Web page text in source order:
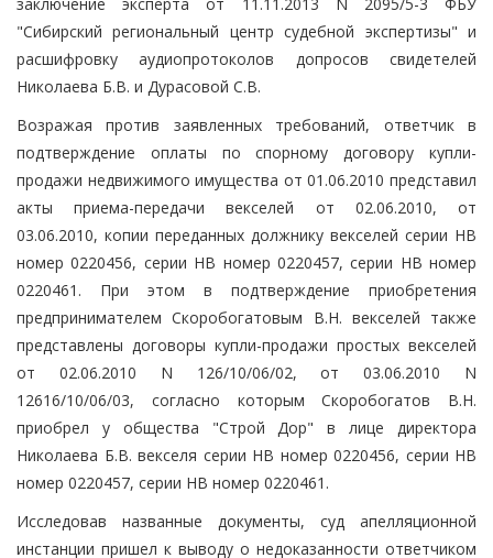
"Сибирский региональный центр судебной экспертизы" и
расшифровку аудиопротоколов допросов свидетелей
Николаева Б.В. и Дурасовой С.В.
Возражая против заявленных требований, ответчик в
подтверждение оплаты по спорному договору купли-
продажи недвижимого имущества от 01.06.2010 представил
акты приема-передачи векселей от 02.06.2010, от
03.06.2010, копии переданных должнику векселей серии НВ
номер 0220456, серии НВ номер 0220457, серии НВ номер
0220461. При этом в подтверждение приобретения
предпринимателем Скоробогатовым В.Н. векселей также
представлены договоры купли-продажи простых векселей
от 02.06.2010 N 126/10/06/02, от 03.06.2010 N
12616/10/06/03, согласно которым Скоробогатов В.Н.
приобрел у общества "Строй Дор" в лице директора
Николаева Б.В. векселя серии НВ номер 0220456, серии НВ
номер 0220457, серии НВ номер 0220461.
Исследовав названные документы, суд апелляционной
инстанции пришел к выводу о недоказанности ответчиком